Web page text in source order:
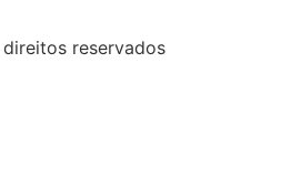
reservados